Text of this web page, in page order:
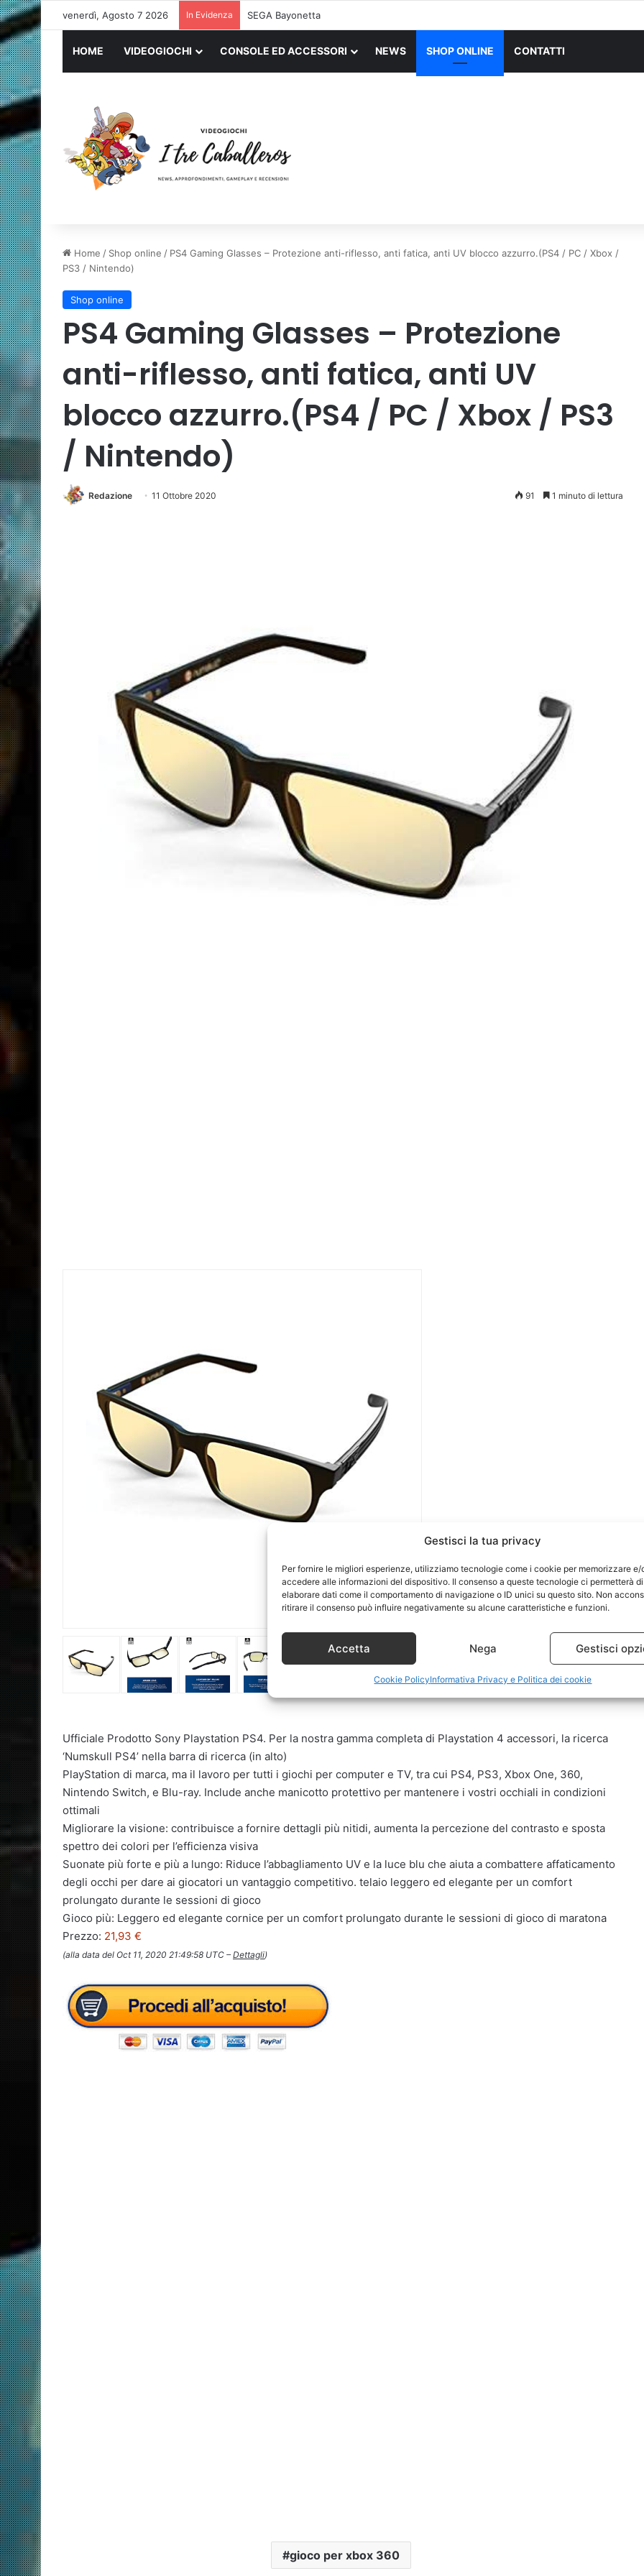
Gestisci la tua privacy
Per fornire le migliori esperienze, utilizziamo tecnologie come i cookie per memorizzare e/
accedere alle informazioni del dispositivo. Il consenso a queste tecnologie ci permetterà di
elaborare dati come il comportamento di navigazione o ID unici su questo sito. Non
ritirare il consenso può influire negativamente su alcune caratteristiche e funzioni.
Accetta Nega Gestisci
Cookie PolicyInformativa Privacy e Politica dei cookie
venerdì, Agosto 7 2026 In Evidenza SEGA Bayonetta
HOME VIDEOGIOCHI CONSOLE ED ACCESSORI NEWS SHOP ONLINE CONTATTI
Home / Shop online / PS4 Gaming Glasses – Protezione anti-riflesso, anti fatica, anti UV blocco azzurro.(PS4 / PC / Xbox /
PS3 / Nintendo)
Shop online
PS4 Gaming Glasses – Protezione
anti-riflesso, anti fatica, anti UV
blocco azzurro.(PS4 / PC / Xbox / PS3
/ Nintendo)
Redazione 11 Ottobre 2020 91 1 minuto di lettura
Ufficiale Prodotto Sony Playstation PS4. Per la nostra gamma completa di Playstation 4 accessori, la ricerca
‘Numskull PS4’ nella barra di ricerca (in alto)
PlayStation di marca, ma il lavoro per tutti i giochi per computer e TV, tra cui PS4, PS3, Xbox One, 360,
Nintendo Switch, e Blu-ray. Include anche manicotto protettivo per mantenere i vostri occhiali in condizioni
ottimali
Migliorare la visione: contribuisce a fornire dettagli più nitidi, aumenta la percezione del contrasto e sposta
spettro dei colori per l’efficienza visiva
Suonate più forte e più a lungo: Riduce l’abbagliamento UV e la luce blu che aiuta a combattere affaticamento
degli occhi per dare ai giocatori un vantaggio competitivo. telaio leggero ed elegante per un comfort
prolungato durante le sessioni di gioco
Gioco più: Leggero ed elegante cornice per un comfort prolungato durante le sessioni di gioco di maratona
Prezzo: 21,93 €
(alla data del Oct 11, 2020 21:49:58 UTC –Dettagli)
gioco per xbox 360